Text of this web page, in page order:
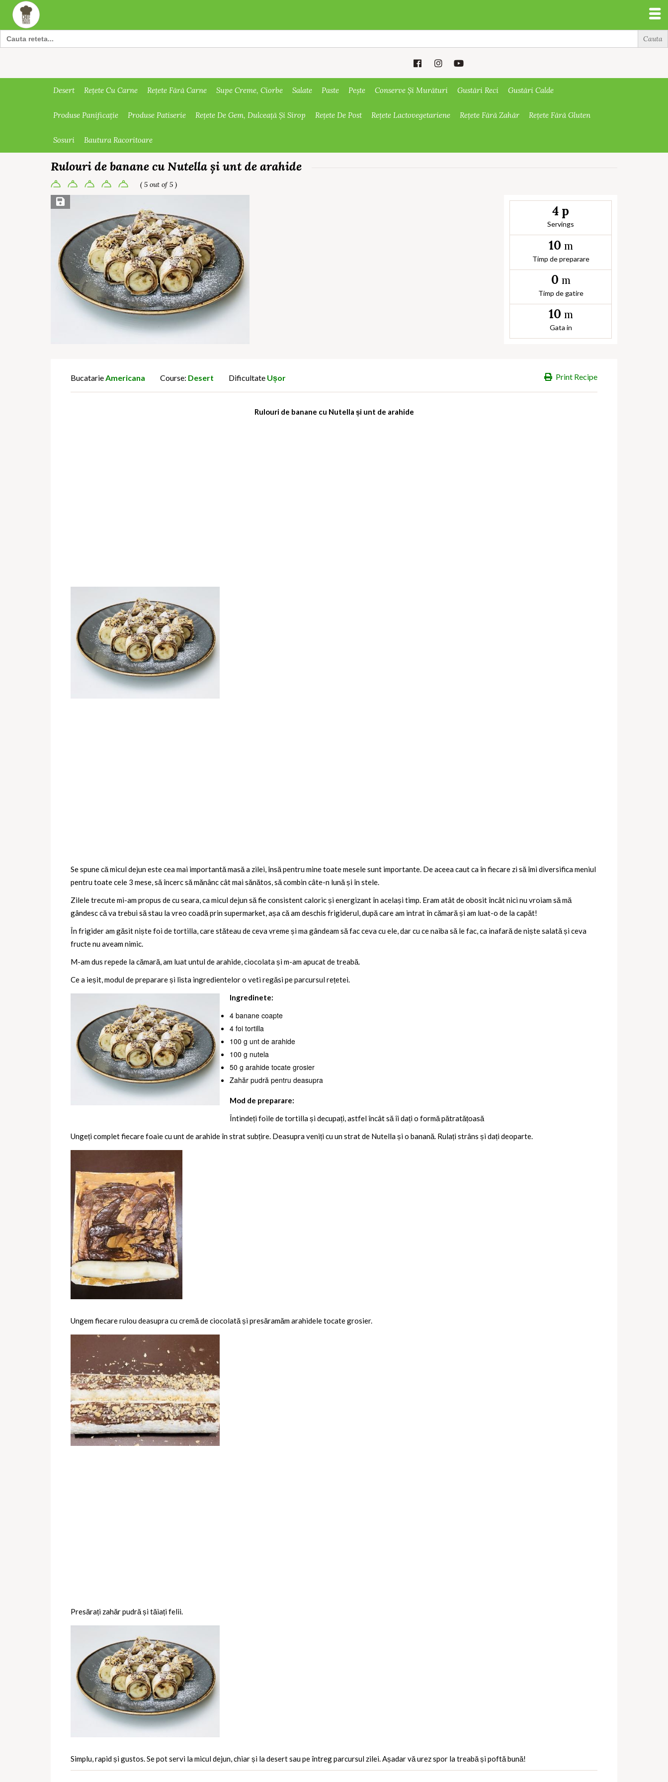
Search
for:
Desert Rețete Cu Carne Rețete Fără Carne Supe Creme, Ciorbe Salate Paste Pește Conserve Și Murături Gustări Reci Gustări Calde
Produse Panificație Produse Patiserie Rețete De Gem, Dulceață Și Sirop Rețete De Post Rețete Lactovegetariene Rețete Fără Zahăr Rețete Fără Gluten
Sosuri Bautura Racoritoare
Rulouri de banane cu Nutella și unt de arahide
( 5 out of 5 )
Save Recipe
4 p
Servings
10 m
Timp de preparare
0 m
Timp de gatire
10 m
Gata in
Print Recipe
BucatarieAmericana Course: Desert Dificultate Ușor
Rulouri de banane cu Nutella și unt de arahide
Se spune că micul dejun este cea mai importantă masă a zilei, însă pentru mine toate mesele sunt importante. De aceea caut ca în fiecare zi să îmi diversifica meniul
pentru toate cele 3 mese, să încerc să mănânc cât mai sănătos, să combin câte-n lună și în stele.
Zilele trecute mi-am propus de cu seara, ca micul dejun să fie consistent caloric și energizant în același timp. Eram atât de obosit încât nici nu vroiam să mă
gândesc că va trebui să stau la vreo coadă prin supermarket, așa că am deschis frigiderul, după care am intrat în cămară și am luat-o de la capăt!
În frigider am găsit niște foi de tortilla, care stăteau de ceva vreme și ma gândeam să fac ceva cu ele, dar cu ce naiba să le fac, ca inafară de niște salată și ceva
fructe nu aveam nimic.
M-am dus repede la cămară, am luat untul de arahide, ciocolata și m-am apucat de treabă.
Ce a ieșit, modul de preparare și lista ingredientelor o veti regăsi pe parcursul rețetei.
Ingredinete:
4 banane coapte
4 foi tortilla
100 g unt de arahide
100 g nutela
50 g arahide tocate grosier
Zahăr pudră pentru deasupra
Mod de preparare:
Întindeți foile de tortilla și decupați, astfel încât să îi dați o formă pătratățoasă
Ungeți complet fiecare foaie cu unt de arahide în strat subțire. Deasupra veniți cu un strat de Nutella și o banană. Rulați strâns și dați deoparte.
Ungem fiecare rulou deasupra cu cremă de ciocolată și presăramăm arahidele tocate grosier.
Presărați zahăr pudră și tăiați felii.
Simplu, rapid și gustos. Se pot servi la micul dejun, chiar și la desert sau pe întreg parcursul zilei. Așadar vă urez spor la treabă și poftă bună!